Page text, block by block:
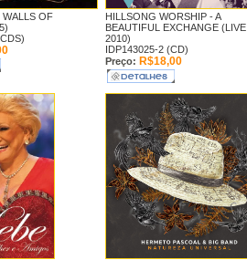
WALLS OF
HILLSONG WORSHIP -A
BEAUTIFUL EXCHANGE (LIVE
2010)
IDP143025-2 (CD)
Preço: R$18,00